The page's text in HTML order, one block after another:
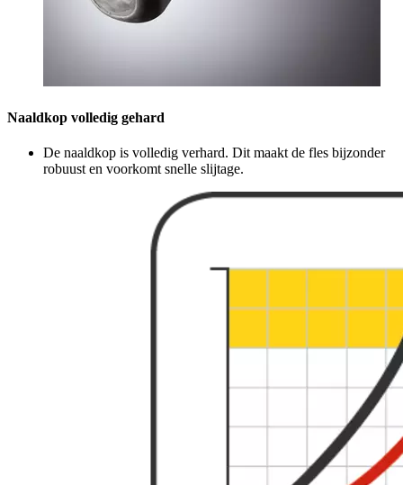
Naaldkop volledig gehard
De naaldkop is volledig verhard. Dit maakt de fles bijzonder
robuust en voorkomt snelle slijtage.